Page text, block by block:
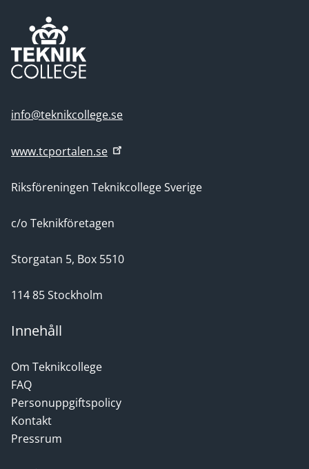
info@teknikcollege.se
www.tcportalen.se
Riksföreningen Teknikcollege Sverige
c/o Teknikföretagen
Storgatan 5, Box 5510
114 85 Stockholm
Innehåll
Om Teknikcollege
FAQ
Personuppgiftspolicy
Kontakt
Pressrum